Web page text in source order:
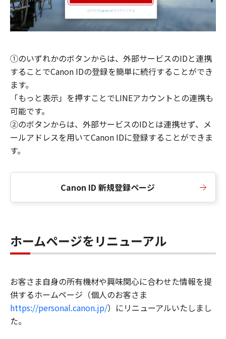
①のいずれかのボタンからは、外部サービスのIDと連携
することでCanon IDの登録を簡単に続行することができ
ます。
「もっと表示」を押すことでLINEアカウントとの連携も
可能です。
②のボタンからは、外部サービスのIDとは連携せず、メ
ールアドレスを用いてCanon IDに登録することができま
す。
Canon ID 新規登録ページ
ホームページをリニューアル
お客さま自身の所有機材や興味関心に合わせた情報を提
供するホームページ（個人のお客さま
https://personal.canon.jp/）にリニューアルいたしまし
た。